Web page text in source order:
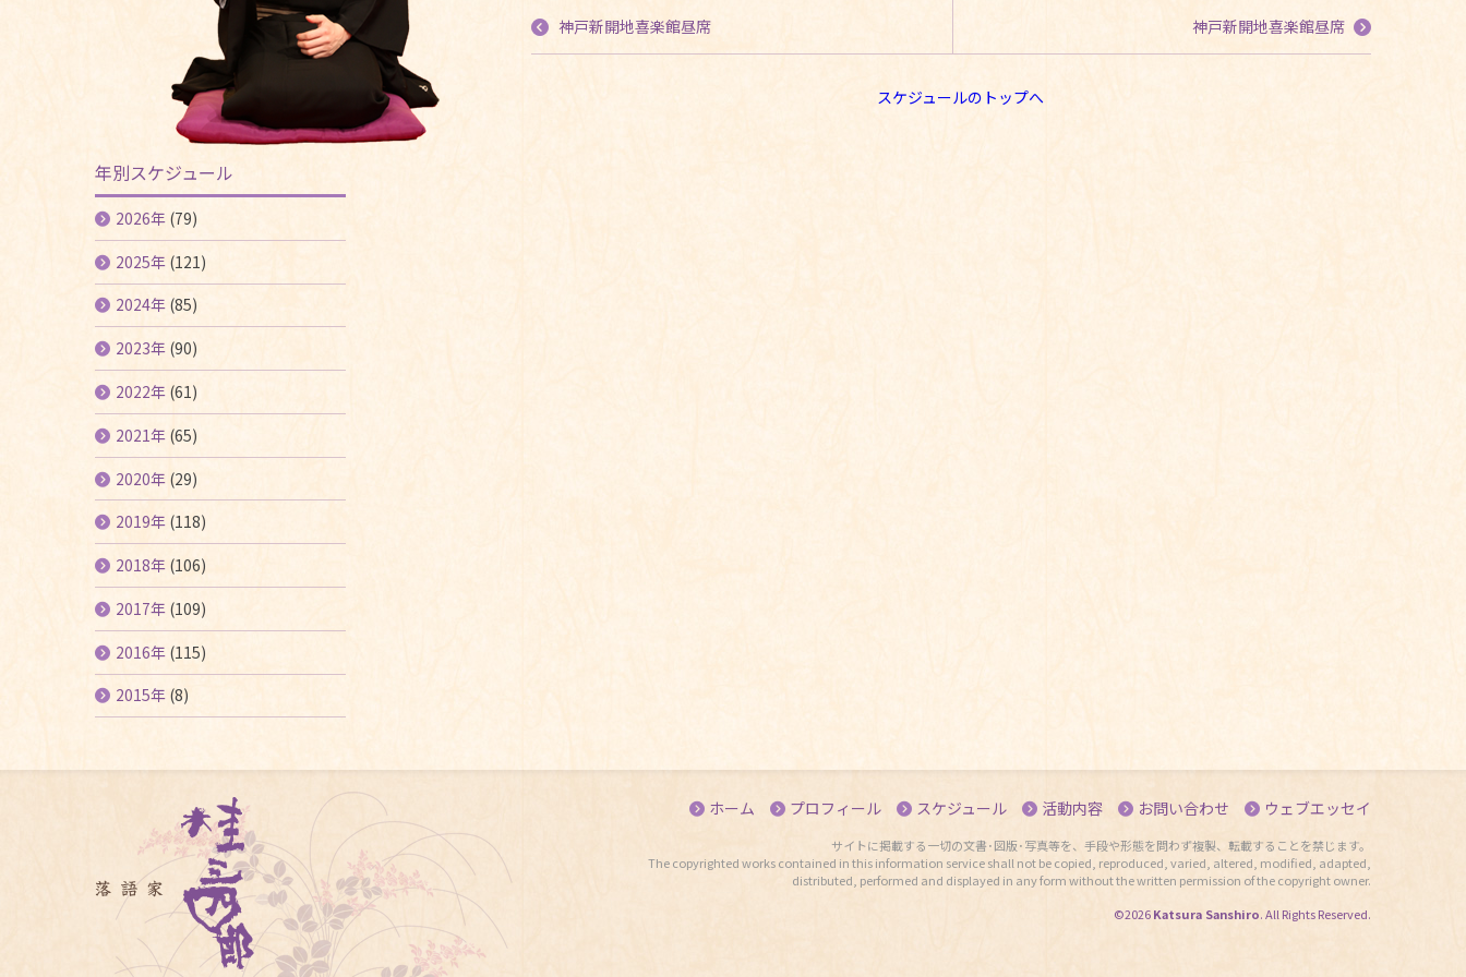
年別スケジュール
2026年(79)
2025年(121)
2024年(85)
2023年(90)
2022年(61)
2021年(65)
2020年(29)
2019年(118)
2018年(106)
2017年(109)
2016年(115)
2015年(8)
神戸新開地喜楽館昼席 神戸新開地喜楽館昼席
スケジュールのトップへ
ホーム プロフィール スケジュール 活動内容 お問い合わせ ウェブエッセイ
サイトに掲載する一切の文書･図版･写真等を、手段や形態を問わず複製、転載することを禁じます。
The copyrighted works contained in this information service shall not be copied, reproduced, varied, altered, modified, adapted,
distributed, performed and displayed in any form without the written permission of the copyright owner.
©2026Katsura Sanshiro. All Rights Reserved.